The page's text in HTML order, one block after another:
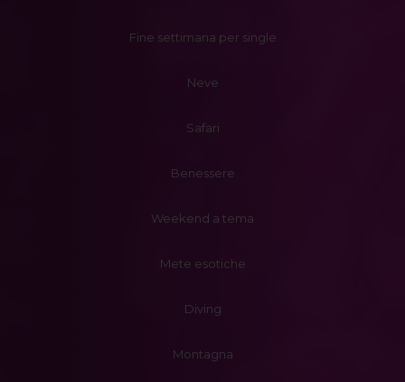
Fine settimana per single
Neve
Safari
Benessere
Weekend a tema
Mete esotiche
Diving
Montagna